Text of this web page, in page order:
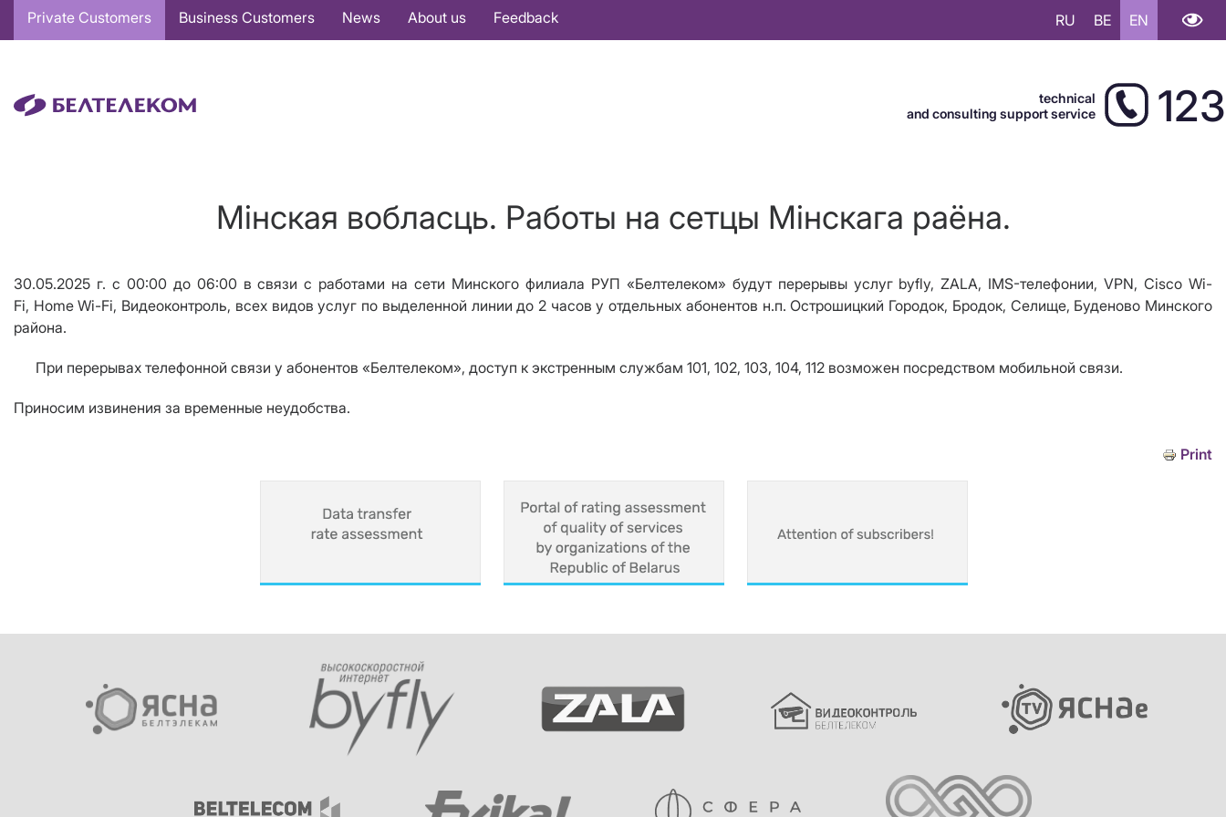
Основная
навигация
Private Customers Business Customers News About us Feedback RU BE EN
technical
and consulting support service
123
Мінская вобласць. Работы на сетцы Мінскага раёна.
30.05.2025 г. с 00:00 до 06:00 в связи с работами на сети Минского филиала РУП «Белтелеком» будут перерывы услуг byfly, ZALA, IMS-телефонии,VPN,Cisco Wi-
Fi, Home Wi-Fi, Видеоконтроль, всех видов услуг по выделенной линии до 2 часов у отдельных абонентов н.п. Острошицкий Городок, Бродок, Селище, Буденово Минского
района.
При перерывах телефонной связи у абонентов «Белтелеком», доступ к экстренным службам 101, 102, 103, 104, 112 возможен посредством мобильной связи.
Приносим извинения за временные неудобства.
Print